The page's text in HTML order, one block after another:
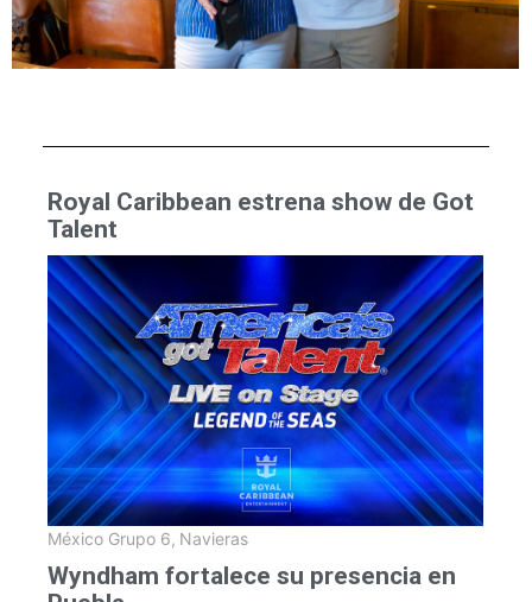
Royal Caribbean estrena show de Got
Talent
México Grupo 6, Navieras
Wyndham fortalece su presencia en